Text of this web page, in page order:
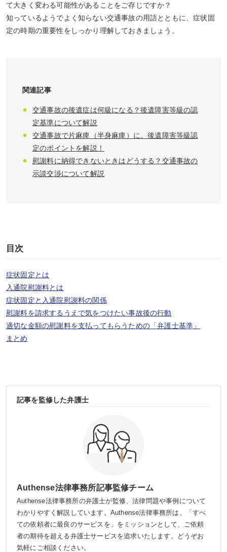
て大きく変わる可能性があることをご存じですか？
知っているようでよく知らない交通事故の用語とともに、症状固
定の時期の重要性をしっかり理解しておきましょう。
関連記事
交通事故の後遺症は何級になる？後遺障害等級の認
定基準について解説
交通事故で片麻痺（半身麻痺）に。後遺障害等級認
定のポイントを解説！
慰謝料に納得できないときはどうする？交通事故の
示談交渉について解説
目次
症状固定とは
入通院慰謝料とは
症状固定と入通院慰謝料の関係
慰謝料を請求するうえで気をつけたい事故後の行動
適切な金額の慰謝料を支払ってもらうための「弁護士基準」
まとめ
記事を監修した弁護士
Authense法律事務所記事監修チーム
Authense法律事務所の弁護士が監修、法律問題や事例について
わかりやすく解説しています。Authense法律事務所は、「すべ
ての依頼者に最良のサービスを」をミッションとして、ご依頼
者の期待を超える弁護士サービスを追求いたします。どうぞお
気軽にご相談ください。